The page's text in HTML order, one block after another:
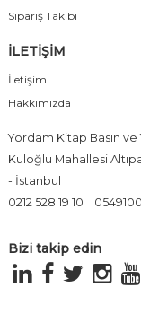
Sipariş Takibi
İLETİŞİM
İletişim
Hakkımızda
Yordam Kitap Basın ve
Kuloğlu Mahallesi
- İstanbul
0212 528 19 10
Bizi takip edin